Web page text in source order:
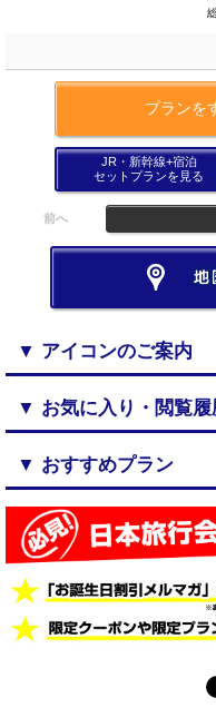
プランを
JR・新幹線+宿泊
セットプランを見る
前へ
▼ アイコンのご案内
▼ お気に入り・閲覧履
▼ おすすめプラン